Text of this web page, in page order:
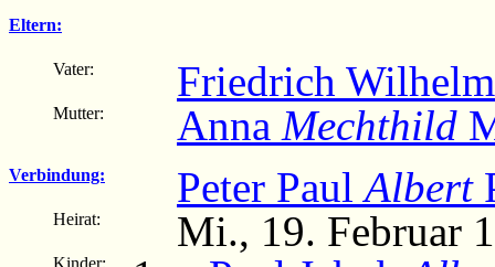
Eltern:
Vater: Friedrich
Mutter: Anna Mechthild
Verbindung: Peter PaulAlbert
Heirat: Mi., 19. Februar
Kinder: